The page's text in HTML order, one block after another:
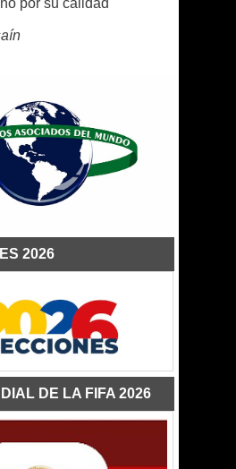
por su calidad
2026
DE LA FIFA 2026